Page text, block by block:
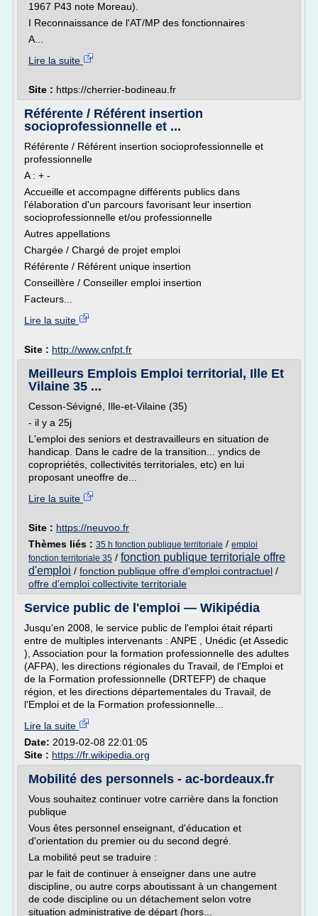
1967 P43 note Moreau).
I Reconnaissance de l'AT/MP des fonctionnaires
A...
Lire la suite
Site : https://cherrier-bodineau.fr
Référente / Référent insertion
socioprofessionnelle et ...
Référente / Référent insertion socioprofessionnelle et
professionnelle
A : + -
Accueille et accompagne différents publics dans
l'élaboration d'un parcours favorisant leur insertion
socioprofessionnelle et/ou professionnelle
Autres appellations
Chargée / Chargé de projet emploi
Référente / Référent unique insertion
Conseillère / Conseiller emploi insertion
Facteurs...
Lire la suite
Site : http://www.cnfpt.fr
Meilleurs Emplois Emploi territorial, Ille Et
Vilaine 35 ...
Cesson-Sévigné, Ille-et-Vilaine (35)
- il y a 25j
L'emploi des seniors et destravailleurs en situation de
handicap. Dans le cadre de la transition... yndics de
copropriétés, collectivités territoriales, etc) en lui
proposant uneoffre de...
Lire la suite
Site : https://neuvoo.fr
Thèmes liés : 35 h fonction publique territoriale / emploi
fonction territoriale 35 / fonction publique territoriale offre
d'emploi / fonction publique offre d'emploi contractuel /
offre d'emploi collectivite territoriale
Service public de l'emploi — Wikipédia
Jusqu'en 2008, le service public de l'emploi était réparti
entre de multiples intervenants : ANPE , Unédic (et Assedic
), Association pour la formation professionnelle des adultes
(AFPA), les directions régionales du Travail, de l'Emploi et
de la Formation professionnelle (DRTEFP) de chaque
région, et les directions départementales du Travail, de
l'Emploi et de la Formation professionnelle...
Lire la suite
Date: 2019-02-08 22:01:05
Site : https://fr.wikipedia.org
Mobilité des personnels - ac-bordeaux.fr
Vous souhaitez continuer votre carrière dans la fonction
publique
Vous êtes personnel enseignant, d'éducation et
d'orientation du premier ou du second degré.
La mobilité peut se traduire :
par le fait de continuer à enseigner dans une autre
discipline, ou autre corps aboutissant à un changement
de code discipline ou un détachement selon votre
situation administrative de départ (hors...